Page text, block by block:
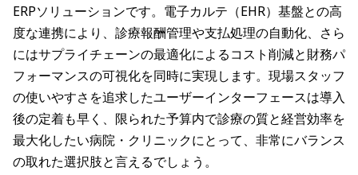
ERPソリューションです。電子カルテ（EHR）基盤との高
度な連携により、診療報酬管理や支払処理の自動化、さら
にはサプライチェーンの最適化によるコスト削減と財務パ
フォーマンスの可視化を同時に実現します。現場スタッフ
の使いやすさを追求したユーザーインターフェースは導入
後の定着も早く、限られた予算内で診療の質と経営効率を
最大化したい病院・クリニックにとって、非常にバランス
の取れた選択肢と言えるでしょう。